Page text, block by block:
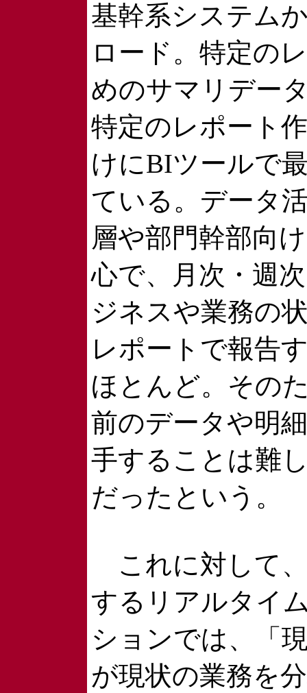
基幹系システム
ロード。特定の
めのサマリデー
特定のレポート
けにBIツールで
ている。データ
層や部門幹部向
心で、月次・週
ジネスや業務の
レポートで報告
ほとんど。その
前のデータや明
手することは難
だったという。
これに対して
するリアルタイ
ションでは、「
が現状の業務を